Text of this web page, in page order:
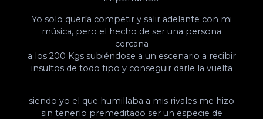
Yo solo quería competir y salir adelante con mi
música, pero el hecho de ser una persona
cercana
a los 200 Kgs subiéndose a un escenario a recibir
insultos de todo tipo y conseguir darle la vuelta
siendo yo el que humillaba a mis rivales me hizo
sin tenerlo premeditado ser un especie de